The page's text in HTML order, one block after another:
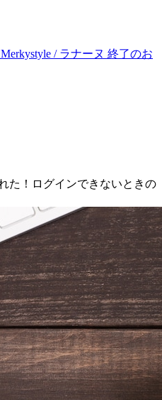
/ ラナーヌ 終了のお
た！ログインできないときの